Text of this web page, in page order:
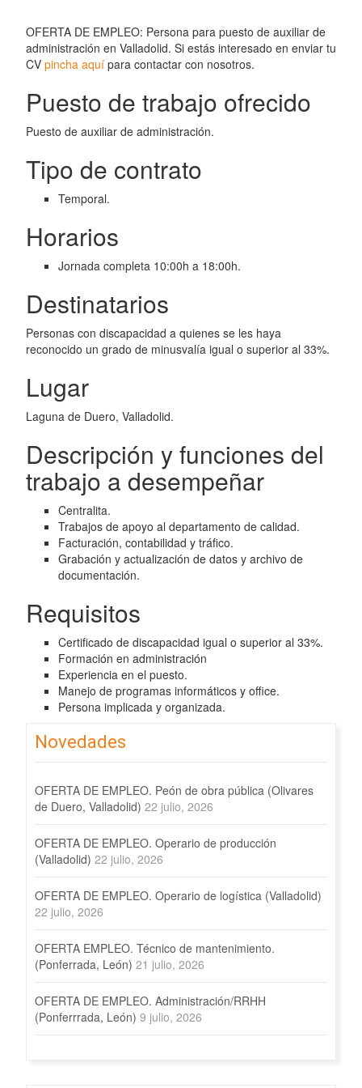
OFERTA DE EMPLEO: Persona para puesto de auxiliar de
administración en Valladolid. Si estás interesado en enviar tu
CV pincha aquí para contactar con nosotros.
Puesto de trabajo ofrecido
Puesto de auxiliar de administración.
Tipo de contrato
Temporal.
Horarios
Jornada completa 10:00h a 18:00h.
Destinatarios
Personas con discapacidad a quienes se les haya
reconocido un grado de minusvalía igual o superior al 33%.
Lugar
Laguna de Duero, Valladolid.
Descripción y funciones del
trabajo a desempeñar
Centralita.
Trabajos de apoyo al departamento de calidad.
Facturación, contabilidad y tráfico.
Grabación y actualización de datos y archivo de
documentación.
Requisitos
Certificado de discapacidad igual o superior al 33%.
Formación en administración
Experiencia en el puesto.
Manejo de programas informáticos y office.
Persona implicada y organizada.
Novedades
OFERTA DE EMPLEO. Peón de obra pública (Olivares
de Duero, Valladolid) 22 julio, 2026
OFERTA DE EMPLEO. Operario de producción
(Valladolid) 22 julio, 2026
OFERTA DE EMPLEO. Operario de logística (Valladolid)
22 julio, 2026
OFERTA EMPLEO. Técnico de mantenimiento.
(Ponferrada, León) 21 julio, 2026
OFERTA DE EMPLEO. Administración/RRHH
(Ponferrrada, León) 9 julio, 2026